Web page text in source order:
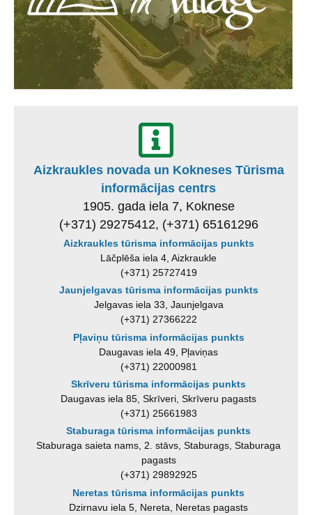
Aizkraukles novada un Kokneses Tūrisma
informācijas centrs
1905. gada iela 7, Koknese
(+371) 29275412, (+371) 65161296
Aizkraukles tūrisma informācijas punkts
Lāčplēša iela 4, Aizkraukle
(+371) 25727419
Jaunjelgavas tūrisma informācijas punkts
Jelgavas iela 33, Jaunjelgava
(+371) 27366222
Pļaviņu tūrisma informācijas punkts
Daugavas iela 49, Pļaviņas
(+371) 22000981
Skrīveru tūrisma informācijas punkts
Daugavas iela 85, Skrīveri, Skrīveru pagasts
(+371) 25661983
Staburaga tūrisma informācijas punkts
Staburaga saieta nams, 2. stāvs, Staburags, Staburaga
pagasts
(+371) 29892925
Neretas tūrisma informācijas punkts
Dzirnavu iela 5, Nereta, Neretas pagasts